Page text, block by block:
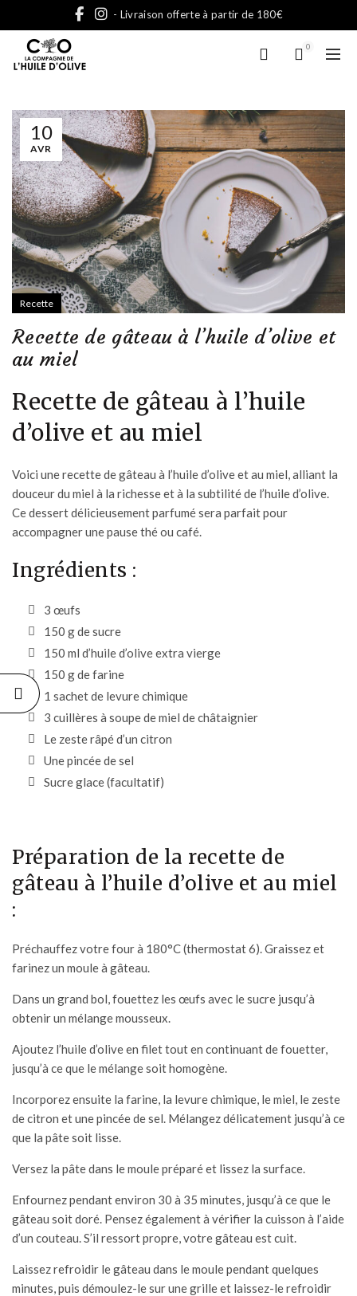
- Livraison offerte à partir de 180€
0
10
AVR
Recette
Recette de gâteau à l’huile d’olive et
au miel
Recette de gâteau à l’huile
d’olive et au miel
Voici une recette de gâteau à l’huile d’olive et au miel, alliant la
douceur du miel à la richesse et à la subtilité de l’huile d’olive.
Ce dessert délicieusement parfumé sera parfait pour
accompagner une pause thé ou café.
Ingrédients :
3 œufs
150 g de sucre
150 ml d’huile d’olive extra vierge
150 g de farine
1 sachet de levure chimique
3 cuillères à soupe demiel de châtaignier
Le zeste râpé d’un citron
Une pincée de sel
Sucre glace (facultatif)
Préparation de la recette de
gâteau à l’huile d’olive et au miel
:
Préchauffez votre four à 180°C (thermostat 6). Graissez et
farinez un moule à gâteau.
Dans un grand bol, fouettez les œufs avec le sucre jusqu’à
obtenir un mélange mousseux.
Ajoutez l’huile d’oliveen filet tout en continuant de fouetter,
jusqu’à ce que le mélange soit homogène.
Incorporez ensuite la farine, la levure chimique, lemiel, le zeste
de citron et une pincée de sel. Mélangez délicatement jusqu’à ce
que la pâte soit lisse.
Versez la pâte dans le moule préparé et lissez la surface.
Enfournez pendant environ 30 à 35 minutes, jusqu’à ce que le
gâteau soit doré. Pensez également à vérifier la cuisson à l’aide
d’un couteau. S’il ressort propre, votre gâteau est cuit.
Laissez refroidir le gâteau dans le moule pendant quelques
minutes, puis démoulez-le sur une grille et laissez-le refroidir